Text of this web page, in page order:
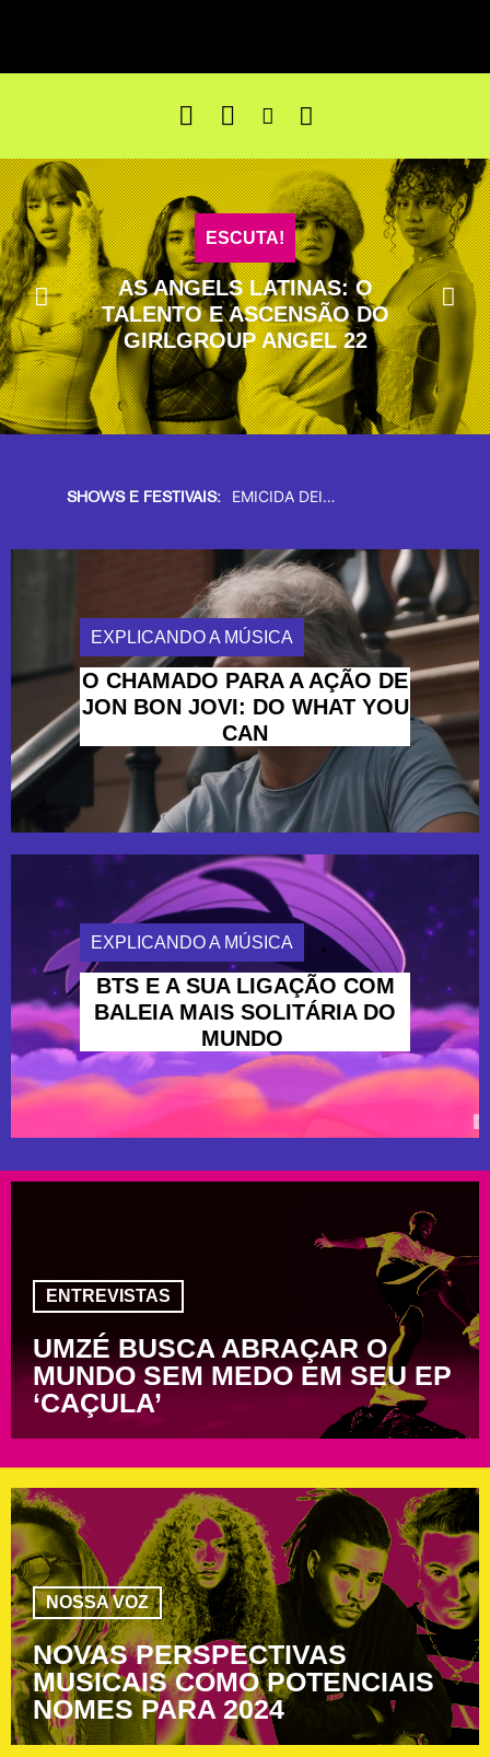
ESCUTA!
ABRAM OS CAMINHOS: MC THA
TEM AXÉ, TALENTO E UM
CORAÇÃO VAGABUNDO
SHOWS E FESTIVAIS: REVOLUÇÃO NO PALCO, DON L DÁ
RICO DALASAM TRAZ UM BANHO DE “ALÍVIO” NOS ENCONTROS DDGA
EXPLICANDO A MÚSICA
O CHAMADO PARA A AÇÃO DE
JON BON JOVI: DO WHAT YOU
CAN
EXPLICANDO A MÚSICA
BTS E A SUA LIGAÇÃO COM
BALEIA MAIS SOLITÁRIA DO
MUNDO
ENTREVISTAS
UMZÉ BUSCA ABRAÇAR O
MUNDO SEM MEDO EM SEU EP
‘CAÇULA’
NOSSA VOZ
NOVAS PERSPECTIVAS
MUSICAIS COMO POTENCIAIS
NOMES PARA 2024